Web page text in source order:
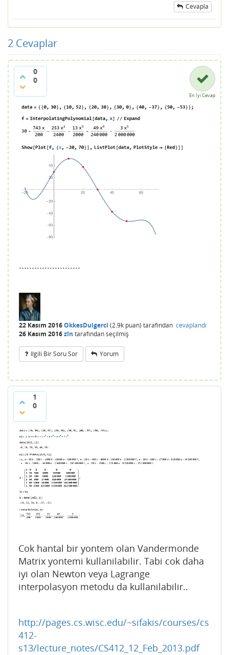
Cevapla
2 Cevaplar
0
0
En İyi Cevap
........................
22 Kasım 2016OkkesDulgerci (2.9k puan) tarafından cevaplandı
26 Kasım 2016zîn tarafındanseçilmiş
Ilgili Bir Soru Sor Yorum
1
0
Cok hantal bir yontem olan Vandermonde
Matrix yontemi kullanilabilir. Tabi cok daha
iyi olan Newton veya Lagrange
interpolasyon metodu da kullanilabilir..
http://pages.cs.wisc.edu/~sifakis/courses/cs
412-
s13/lecture_notes/CS412_12_Feb_2013.pdf